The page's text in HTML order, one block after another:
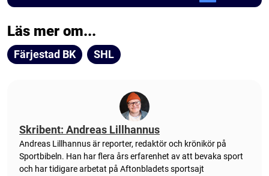
Läs mer om...
Färjestad BK SHL
Skribent: Andreas Lillhannus
Andreas Lillhannus är reporter, redaktör och krönikör på
Sportbibeln. Han har flera års erfarenhet av att bevaka sport
och har tidigare arbetat på Aftonbladets sportsajt